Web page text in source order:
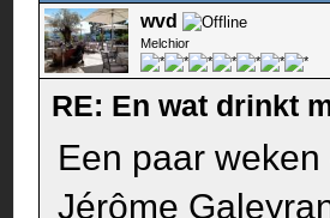
wvd
Melchior
RE: En wat drinkt
Een paar
Jérôme